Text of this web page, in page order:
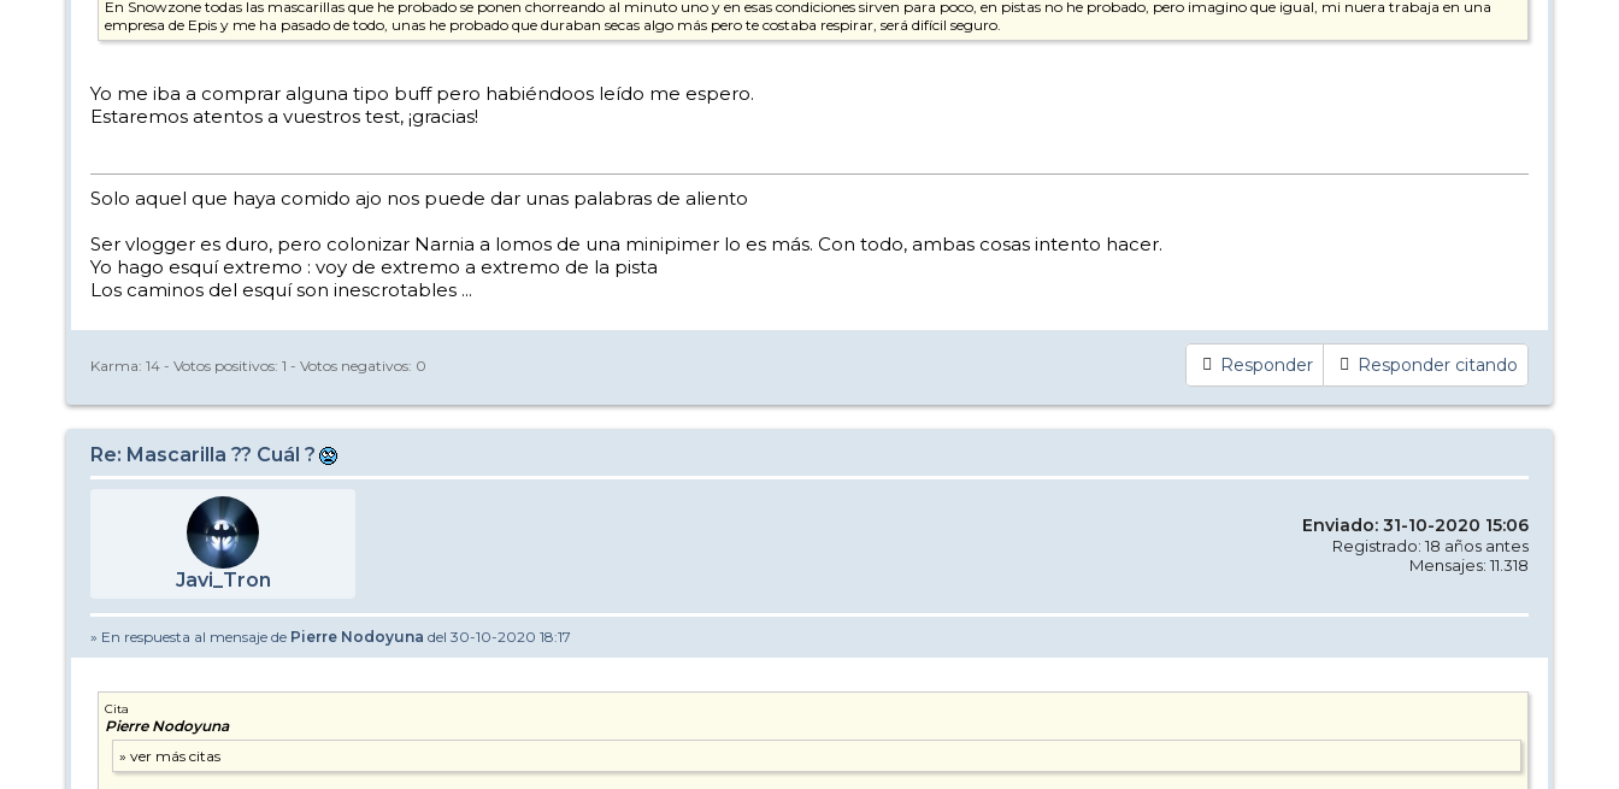
En Snowzone todas las mascarillas que he probado se ponen chorreando al minuto uno y en esas condiciones sirven para poco, en pistas no he probado, pero imagino que igual, mi nuera trabaja en una
empresa de Epis y me ha pasado de todo, unas he probado que duraban secas algo más pero te costaba respirar, será difícil seguro.
Yo me iba a comprar alguna tipo buff pero habiéndoos leído me espero.
Estaremos atentos a vuestros test, ¡gracias!
Solo aquel que haya comido ajo nos puede dar unas palabras de aliento
Ser vlogger es duro, pero colonizar Narnia a lomos de una minipimer lo es más. Con todo, ambas cosas intento hacer.
Yo hago esquí extremo : voy de extremo a extremo de la pista
Los caminos del esquí son inescrotables ...
Responder Responder citando
Karma: 14 - Votos positivos: 1 - Votos negativos: 0
Re: Mascarilla ?? Cuál ?
Javi_Tron
Enviado: 31-10-2020 15:06
Registrado: 18 años antes
Mensajes: 11.318
» En respuesta al mensaje de Pierre Nodoyuna del 30-10-2020 18:17
Cita
Pierre Nodoyuna